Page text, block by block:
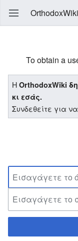
OrthodoxWiki
To obtain a
ΗOrthodoxWiki
κι εσάς.
Συνδεθείτε για